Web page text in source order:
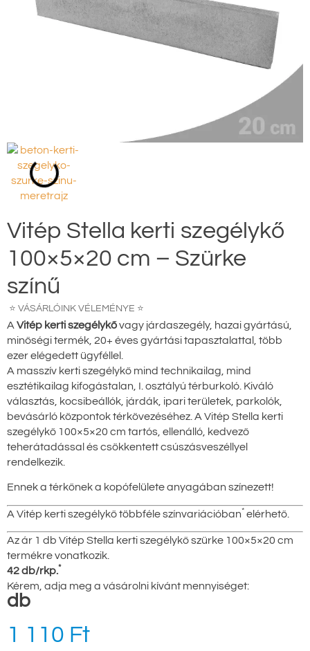
Vitép Stella kerti szegélykő
100×5×20 cm – Szürke
színű
⭐ VÁSÁRLÓINK VÉLEMÉNYE ⭐
A Vitép kerti szegélykővagy járdaszegély, hazai gyártású,
minőségi termék, 20+ éves gyártási tapasztalattal, több
ezer elégedett ügyféllel.
A masszív kerti szegélykő mind technikailag, mind
esztétikailag kifogástalan, I. osztályú térburkoló. Kiváló
választás, kocsibeállók, járdák, ipari területek, parkolók,
bevásárló központok térkövezéséhez. A Vitép Stella kerti
szegélykő 100×5×20 cm tartós, ellenálló, kedvező
teherátadással és csökkentett csúszásveszéllyel
rendelkezik.
Ennek a térkőnek a kopófelülete anyagában színezett!
A Vitép kerti szegélykő többféle színvariációban* elérhető.
Az ár 1 db Vitép Stella kerti szegélykő szürke 100×5×20 cm
termékre vonatkozik.
42 db/rkp.*
Kérem, adja meg a vásárolni kívánt mennyiséget:
db
1 110 Ft